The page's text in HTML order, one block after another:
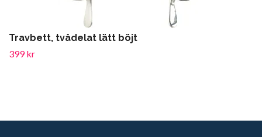
Travbett, tvådelat lätt böjt
399 kr